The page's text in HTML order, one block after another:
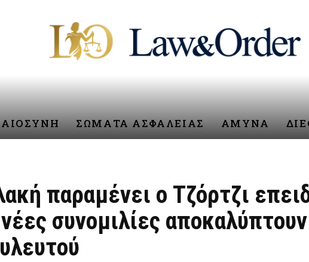
ΣΩΜΑΤΑ ΑΣΦΑΛΕΙΑΣ ΑΜΥΝΑ
παραμένει ο Τζόρτζι
συνομιλίες